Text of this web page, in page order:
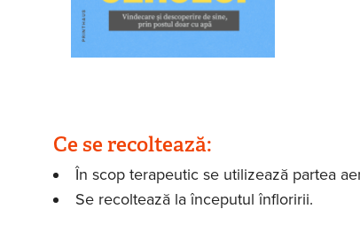
Ce se recoltează:
În scop terapeutic se utilizează partea
Se recoltează la începutul înfloririi.